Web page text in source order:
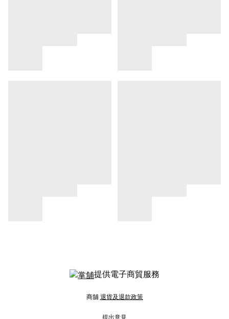
提供電子商貿服務
商舖 退貨及退款政策